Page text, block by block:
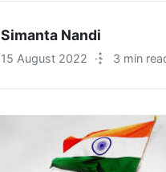
Simanta Nandi
15 August 2022 · 3 min